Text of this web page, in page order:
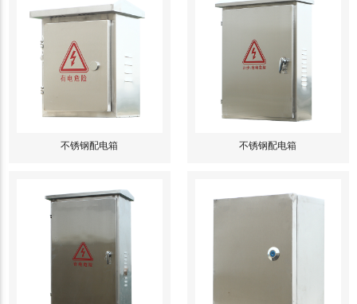
不锈钢配电箱 不锈钢配电箱